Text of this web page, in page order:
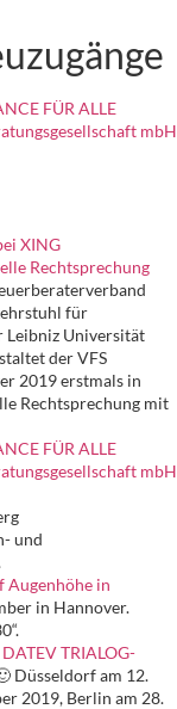
FÜR ALLE
mbH
XING
Rechtsprechung
für
Leibniz Universität
der VFS
2019 erstmals in
Rechtsprechung mit
FÜR ALLE
mbH
und
Augenhöhe in
in Hannover.
TRIALOG-
Düsseldorf am 12.
2019, Berlin am 28.